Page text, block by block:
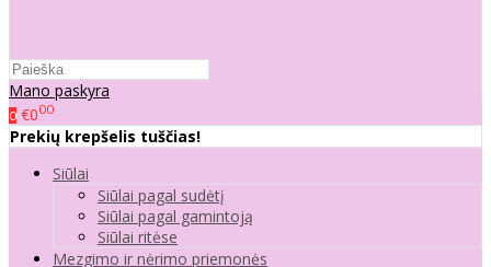
Mano paskyra
0 €000
Prekių krepšelis tuščias!
Siūlai
Siūlai pagal sudėtį
Siūlai pagal gamintoją
Siūlai ritėse
Mezgimo ir nėrimo priemonės